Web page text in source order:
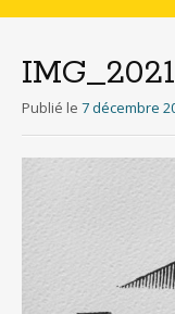
principal
Publié le 7 décembre